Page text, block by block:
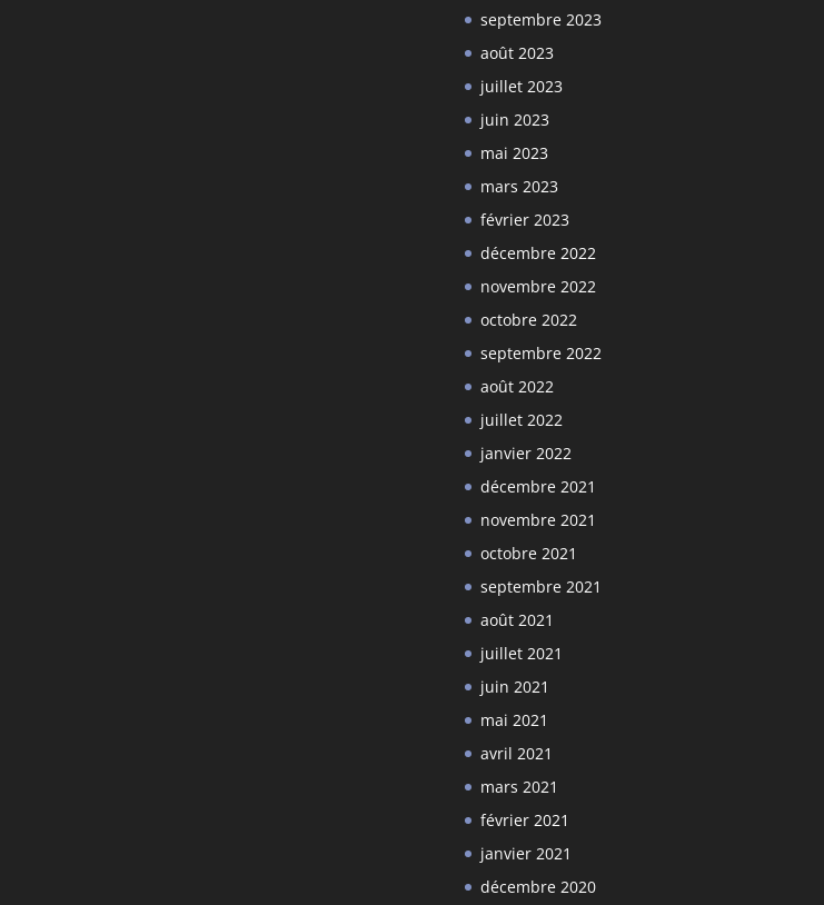
septembre 2023
août 2023
juillet 2023
juin 2023
mai 2023
mars 2023
février 2023
décembre 2022
novembre 2022
octobre 2022
septembre 2022
août 2022
juillet 2022
janvier 2022
décembre 2021
novembre 2021
octobre 2021
septembre 2021
août 2021
juillet 2021
juin 2021
mai 2021
avril 2021
mars 2021
février 2021
janvier 2021
décembre 2020